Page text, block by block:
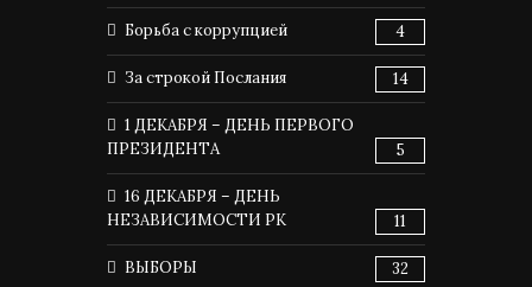
Борьба с коррупцией 4
За строкой Послания 14
1 ДЕКАБРЯ – ДЕНЬ ПЕРВОГО
ПРЕЗИДЕНТА
5
16 ДЕКАБРЯ – ДЕНЬ
НЕЗАВИСИМОСТИ РК
11
ВЫБОРЫ 32